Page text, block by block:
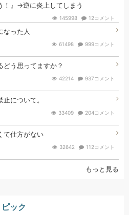
！』→逆に炎上してしまう
145998 12コメント
なった人
61498 999コメント
どう思ってますか？
42214 937コメント
について。
33409 204コメント
て仕方がない
32642 112コメント
もっと見る
ック